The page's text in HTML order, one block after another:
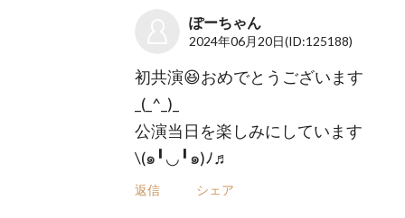
ぽーちゃん
2024年06月20日(ID:125188)
初共演😆おめでとうございます
_(_^_)_
公演当日を楽しみにしています
\⁠(⁠๑⁠╹⁠◡⁠╹⁠๑⁠)⁠ﾉ⁠♬
返信 シェア